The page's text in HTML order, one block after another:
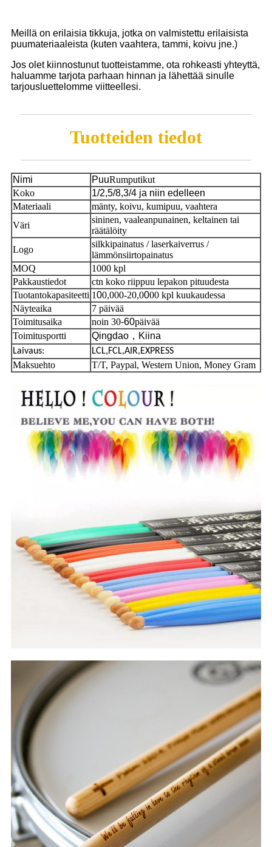
Meillä on erilaisia ​​tikkuja, jotka on valmistettu erilaisista
puumateriaaleista (kuten vaahtera, tammi, koivu jne.)
Jos olet kiinnostunut tuotteistamme, ota rohkeasti yhteyttä,
haluamme tarjota parhaan hinnan ja lähettää sinulle
tarjousluettelomme viitteellesi.
Tuotteiden tiedot
Nimi PuuRumputikut
Koko
1/2,5/8,3/4 ja niin edelleen
Materiaali
mänty, koivu, kumipuu, vaahtera
Väri
sininen, vaaleanpunainen, keltainen tai
räätälöity
Logo
silkkipainatus / laserkaiverrus /
lämmönsiirtopainatus
MOQ
1000 kpl
Pakkaustiedot
ctn koko riippuu lepakon pituudesta
Tuotantokapasiteetti 100,000-20,0000 kpl kuukaudessa
Näyteaika
7 päivää
Toimitusaika
noin 30-60päivää
Toimitusportti
Qingdao ， Kiina
Laivaus: LCL,FCL,AIR,EXPRESS
Maksuehto T/T, Paypal, Western Union, Money Gram